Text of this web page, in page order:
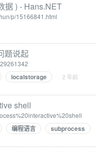
据 ) - Hans.NET
p/15166841.html
题说起
localstorage · 2 年前
shell
编程语言 subprocess